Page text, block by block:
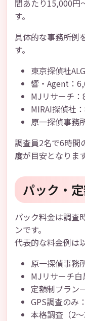
間あたり15,000円
す。
具体的な事務所例
す。
東京探偵社
響・Agent：
MJリサーチ
MIRAI探偵社
原一探偵事務
調査員2名で6時間
度が目安となります
パック・
パック料金は調査
ンです。
代表的な料金例は
原一探偵事務
MJリサーチ
定額制プラン
GPS調査のみ
本格調査（2